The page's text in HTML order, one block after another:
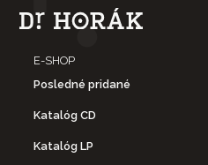
E-SHOP
Posledné pridané
Katalóg CD
Katalóg LP